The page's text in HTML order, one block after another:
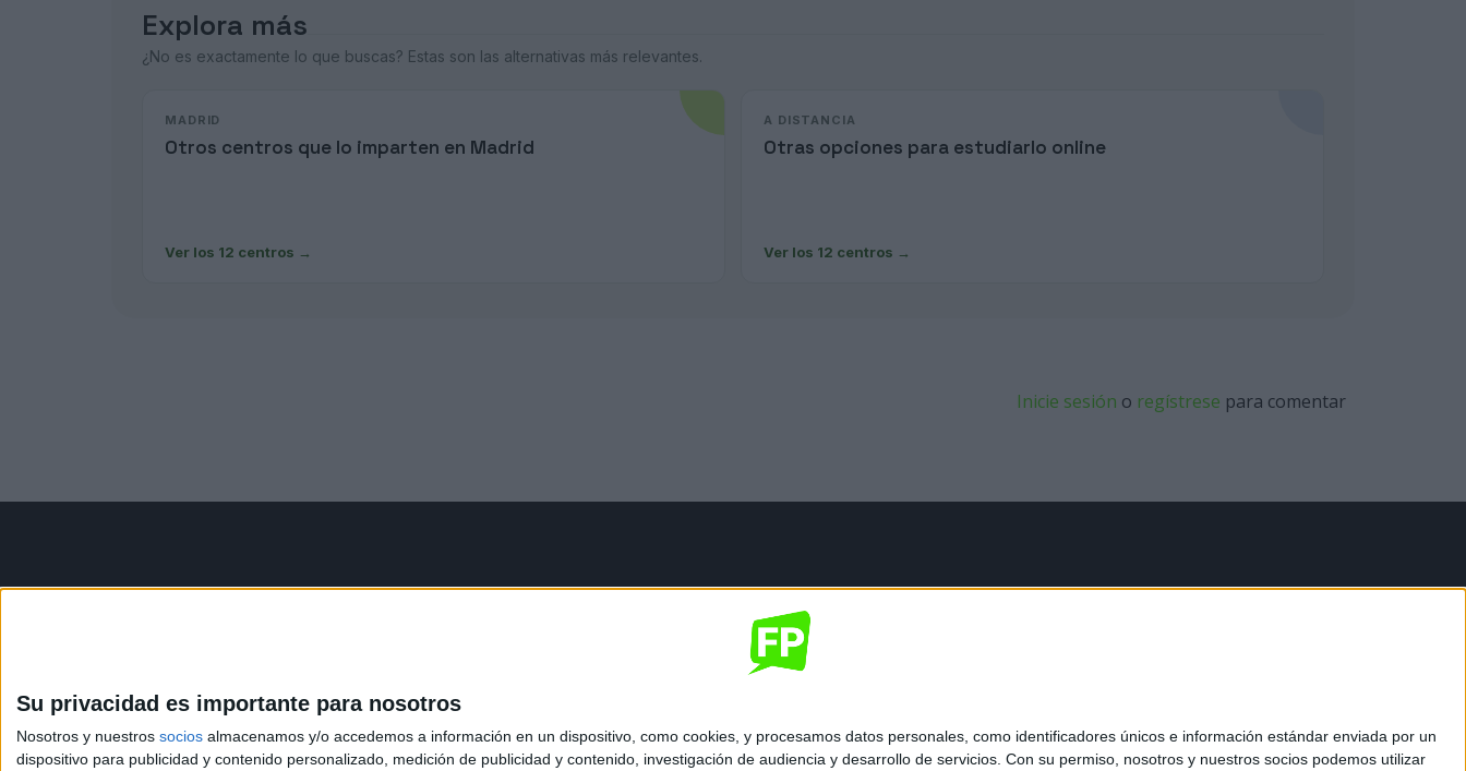
Su privacidad es importante para nosotros
Nosotros y nuestros socios almacenamos y/o accedemos a información en un dispositivo, como cookies, y procesamos datos personales, como identificadores únicos e información estándar enviada por un
dispositivo para publicidad y contenido personalizado, medición de publicidad y contenido, investigación de audiencia y desarrollo de servicios. Con su permiso, nosotros y nuestros socios podemos utilizar
Explora más
¿No es exactamente lo que buscas? Estas son las alternativas más relevantes.
MADRID
Otros centros que lo imparten en Madrid
Ver los 12 centros →
A DISTANCIA
Otras opciones para estudiarlo online
Ver los 12 centros →
Inicie sesión o regístrese para comentar
Contáctanos
Phone:+34 91 593 2767
Email: info@forofp.es
Información legal